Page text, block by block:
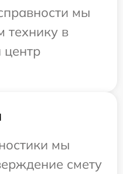
мы
технику в
центр
мы
смету